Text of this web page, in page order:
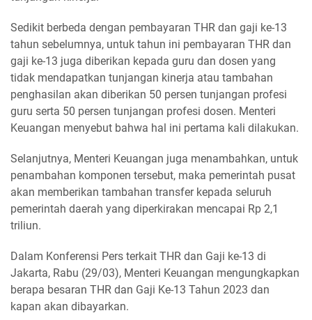
Sedikit berbeda dengan pembayaran THR dan gaji ke-13
tahun sebelumnya, untuk tahun ini pembayaran THR dan
gaji ke-13 juga diberikan kepada guru dan dosen yang
tidak mendapatkan tunjangan kinerja atau tambahan
penghasilan akan diberikan 50 persen tunjangan profesi
guru serta 50 persen tunjangan profesi dosen. Menteri
Keuangan menyebut bahwa hal ini pertama kali dilakukan.
Selanjutnya, Menteri Keuangan juga menambahkan, untuk
penambahan komponen tersebut, maka pemerintah pusat
akan memberikan tambahan transfer kepada seluruh
pemerintah daerah yang diperkirakan mencapai Rp 2,1
triliun.
Dalam Konferensi Pers terkait THR dan Gaji ke-13 di
Jakarta, Rabu (29/03), Menteri Keuangan mengungkapkan
berapa besaran THR dan Gaji Ke-13 Tahun 2023 dan
kapan akan dibayarkan.